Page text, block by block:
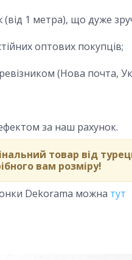
1 метра), що дуже
оптових покупців;
(Нова почта,
за наш рахунок.
товар від
вам розміру!
Dekorama можна тут